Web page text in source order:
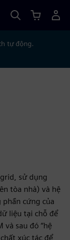
tự động.
sử dụng
tòa nhà) và hệ
cứng của
liệu tại chỗ để
và sau đó “hệ
xúc tác để